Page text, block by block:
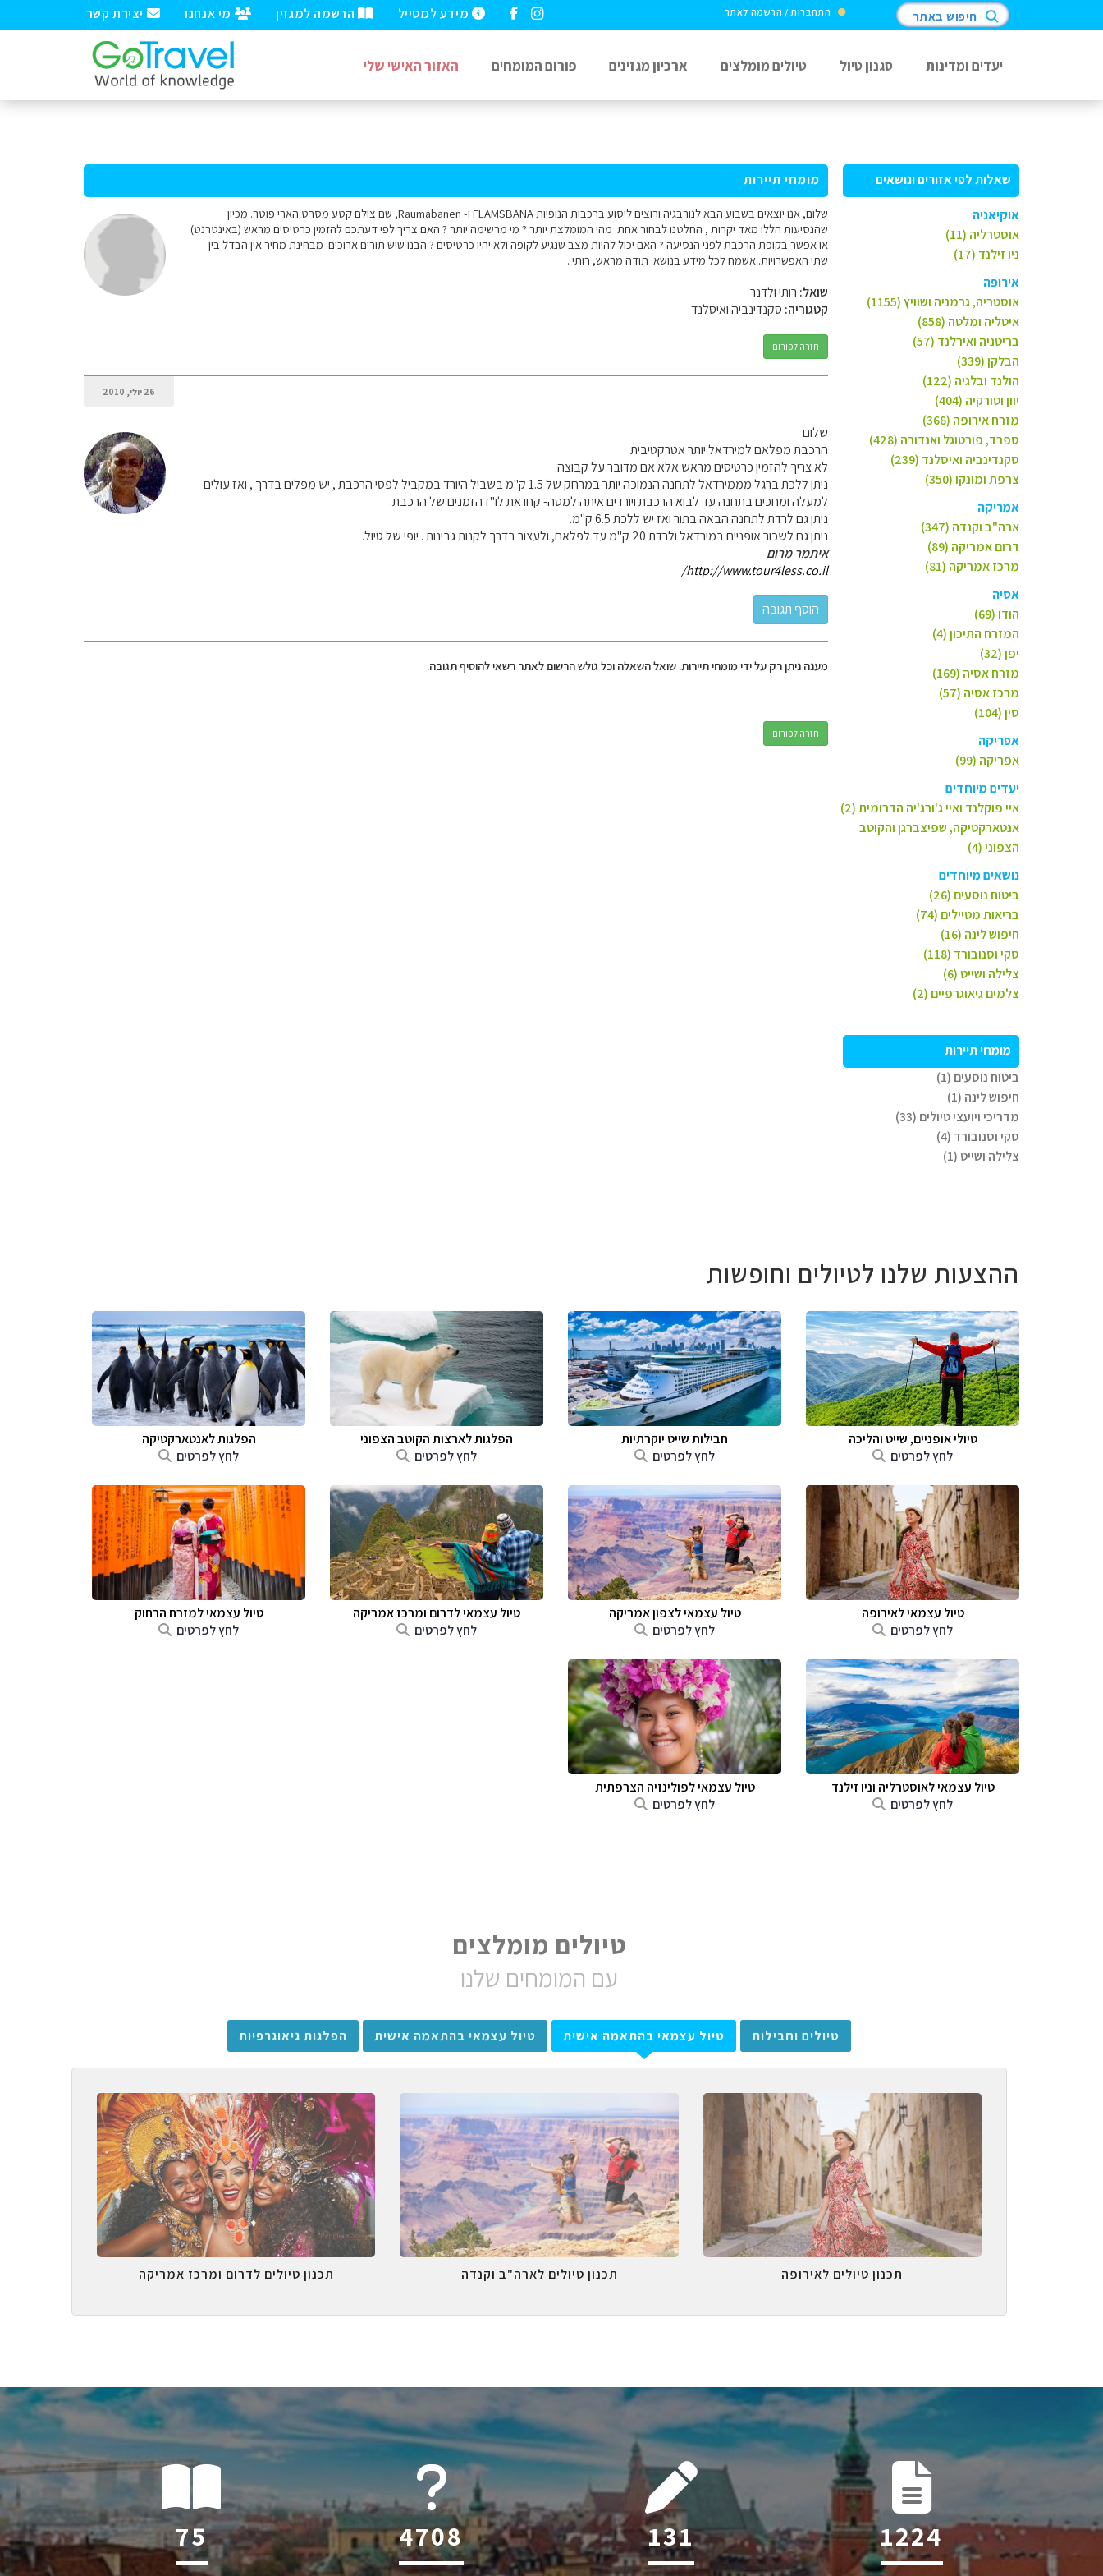
יצירת קשר מי אנחנו הרשמה למגזין מידע למטייל התחברות / הרשמה לאתר חיפוש באתר
יעדים ומדינות סגנון טיול טיולים מומלצים ארכיון מגזינים פורום המומחים האזור האישי שלי
שאלות לפי אזורים ונושאים
אוקיאניה
אוסטרליה (11)
ניו זילנד (17)
אירופה
אוסטריה, גרמניה ושוויץ (1155)
איטליה ומלטה (858)
בריטניה ואירלנד (57)
הבלקן (339)
הולנד ובלגיה (122)
יוון וטורקיה (404)
מזרח אירופה (368)
ספרד, פורטוגל ואנדורה (428)
סקנדינביה ואיסלנד (239)
צרפת ומונקו (350)
אמריקה
ארה"ב וקנדה (347)
דרום אמריקה (89)
מרכז אמריקה (81)
אסיה
הודו (69)
המזרח התיכון (4)
יפן (32)
מזרח אסיה (169)
מרכז אסיה (57)
סין (104)
אפריקה
אפריקה (99)
יעדים מיוחדים
איי פוקלנד ואיי ג'ורג'יה הדרומית (2)
אנטארקטיקה, שפיצברגן והקוטב
הצפוני (4)
נושאים מיוחדים
ביטוח נוסעים (26)
בריאות מטיילים (74)
חיפוש לינה (16)
סקי וסנובורד (118)
צלילה ושייט (6)
צלמים גיאוגרפיים (2)
מומחי תיירות
ביטוח נוסעים (1)
חיפוש לינה (1)
מדריכי ויועצי טיולים (33)
סקי וסנובורד (4)
צלילה ושייט (1)
מומחי תיירות
שלום, אנו יוצאים בשבוע הבא לנורבגיה ורוצים ליסוע ברכבות הנופיות FLAMSBANA ו- Raumabanen, שם צולם קטע מסרט הארי פוטר. מכיון
שהנסיעות הללו מאד יקרות , החלטנו לבחור אחת. מהי המומלצת יותר ? מי מרשימה יותר ? האם צריך לפי דעתכם להזמין כרטיסים מראש (באינטרנט)
או אפשר בקופת הרכבת לפני הנסיעה ? האם יכול להיות מצב שנגיע לקופה ולא יהיו כרטיסים ? הבנו שיש תורים ארוכים. מבחינת מחיר אין הבדל בין
שתי האפשרויות. אשמח לכל מידע בנושא. תודה מראש, רותי .
שואל: רותי ולדנר
קטגוריה: סקנדינביה ואיסלנד
חזרה לפורום
26 יולי, 2010
שלום
הרכבת מפלאם למירדאל יותר אטרקטיבית.
לא צריך להזמין כרטיסים מראש אלא אם מדובר על קבוצה.
ניתן ללכת ברגל מממירדאל לתחנה הנמוכה יותר במרחק של 1.5 ק"מ בשביל היורד במקביל לפסי הרכבת , יש מפלים בדרך , ואז עולים
למעלה ומחכים בתחנה עד לבוא הרכבת ויורדים איתה למטה- קחו את לו"ז הזמנים של הרכבת.
ניתן גם לרדת לתחנה הבאה בתור ואז יש ללכת 6.5 ק"מ.
ניתן גם לשכור אופניים במירדאל ולרדת 20 ק"מ עד לפלאם, ולעצור בדרך לקנות גבינות . יופי של טיול.
איתמר מרום
http://www.tour4less.co.il/
מענה ניתן רק על ידי מומחי תיירות. שואל השאלה וכל גולש הרשום לאתר רשאי להוסיף תגובה.
חזרה לפורום
ההצעות שלנו לטיולים וחופשות
טיולי אופניים, שייט והליכה
לחץ לפרטים
חבילות שייט יוקרתיות
לחץ לפרטים
הפלגות לארצות הקוטב הצפוני
לחץ לפרטים
הפלגות לאנטארקטיקה
לחץ לפרטים
טיול עצמאי לאירופה
לחץ לפרטים
טיול עצמאי לצפון אמריקה
לחץ לפרטים
טיול עצמאי לדרום ומרכז אמריקה
לחץ לפרטים
טיול עצמאי למזרח הרחוק
לחץ לפרטים
טיול עצמאי לאוסטרליה וניו זילנד
לחץ לפרטים
טיול עצמאי לפולינזיה הצרפתית
לחץ לפרטים
טיולים מומלצים
עם המומחים שלנו
טיולים וחבילות טיול עצמאי בהתאמה אישית טיול עצמאי בהתאמה אישית הפלגות גיאוגרפיות
תכנון טיולים לאירופה תכנון טיולים לארה"ב וקנדה תכנון טיולים לדרום ומרכז אמריקה
118 6045 207 1928